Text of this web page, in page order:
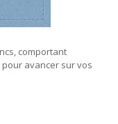
comportant
avancer sur vos